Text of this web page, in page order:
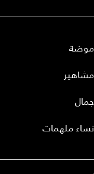
موضة
مشاهير
جمال
نساء ملهمات